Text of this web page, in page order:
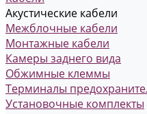
Акустические кабели
Межблочные кабели
Монтажные кабели
Камеры заднего вида
Обжимные клеммы
Терминалы
Установочные комплекты